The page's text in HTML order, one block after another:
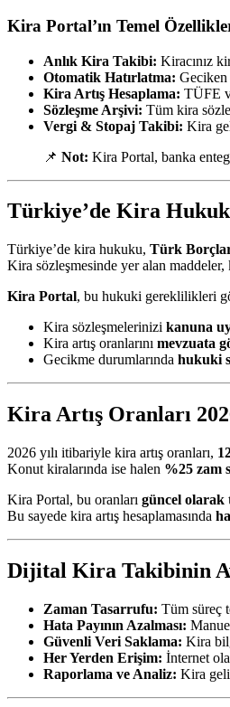
Kira Portal’ın Temel
Anlık Kira Takibi: Kiracınız
Otomatik Hatırlatma: Geciken
Kira Artış Hesaplama: TÜFE
Sözleşme Arşivi: Tüm kira
Vergi & Stopaj Takibi: Kira
📌 Not: Kira Portal, banka
Türkiye’de Kira
Türkiye’de kira hukuku, Türk
Kira sözleşmesinde yer alan
Kira Portal, bu hukuki gereklilikleri
Kira sözleşmelerinizi kanuna
Kira artış oranlarını mevzuata
Gecikme durumlarında hukuki
Kira Artış Oranları
2026 yılı itibariyle kira artış oranları,
Konut kiralarında ise halen %25 zam
Kira Portal, bu oranları güncel olarak
Bu sayede kira artış hesaplamasında
Dijital Kira Takibinin
Zaman Tasarrufu: Tüm süreç
Hata Payının Azalması:
Güvenli Veri Saklama: Kira
Her Yerden Erişim: İnternet
Raporlama ve Analiz: Kira